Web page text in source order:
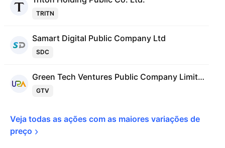
TRITN
Samart Digital Public Company Ltd
SDC
Green Tech Ventures Public Company Limited
GTV
preço